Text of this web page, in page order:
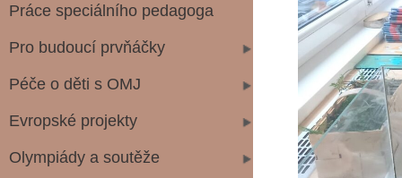
Práce speciálního pedagoga
Pro budoucí prvňáčky
Péče o děti s OMJ
Evropské projekty
Olympiády a soutěže